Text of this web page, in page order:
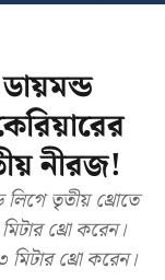
নীরজ!
তৃতীয় থ্রোতে
থ্রো করেন।
মিটার থ্রো করেন।